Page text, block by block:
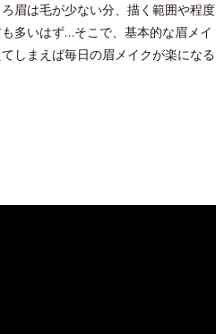
眉は毛が少ない分、描く範囲や程度
多いはず…そこで、基本的な眉メイ
しまえば毎日の眉メイクが楽になる